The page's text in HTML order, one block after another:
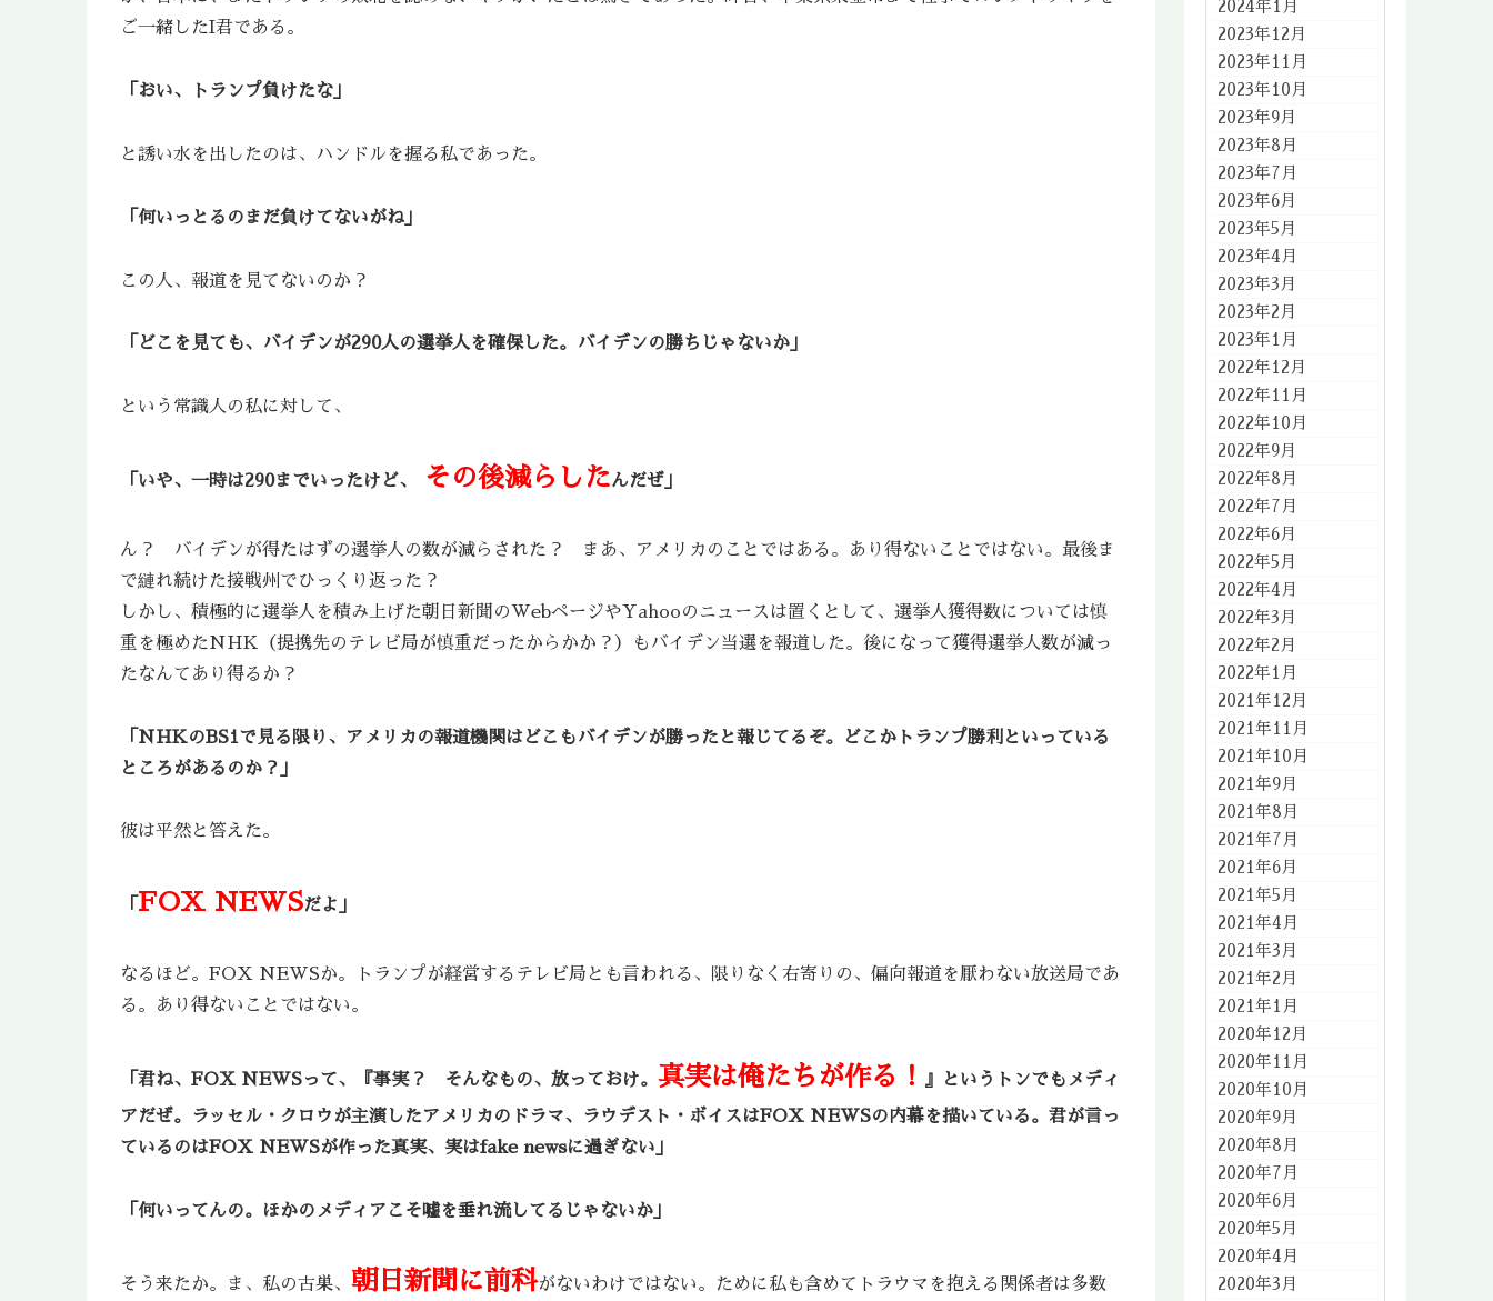
ご一緒したI君である。
「おい、トランプ負けたな」
と誘い水を出したのは、ハンドルを握る私であった。
「何いっとるのまだ負けてないがね」
この人、報道を見てないのか？
「どこを見ても、バイデンが290人の選挙人を確保した。バイデンの勝ちじゃないか」
という常識人の私に対して、
「いや、一時は290までいったけど、 その後減らしたんだぜ」
ん？ バイデンが得たはずの選挙人の数が減らされた？ まあ、アメリカのことではある。あり得ないことではない。最後ま
で縺れ続けた接戦州でひっくり返った？
しかし、積極的に選挙人を積み上げた朝日新聞のWebページやYahooのニュースは置くとして、選挙人獲得数については慎
重を極めたNHK（提携先のテレビ局が慎重だったからかか？）もバイデン当選を報道した。後になって獲得選挙人数が減っ
たなんてあり得るか？
「NHKのBS1で見る限り、アメリカの報道機関はどこもバイデンが勝ったと報じてるぞ。どこかトランプ勝利といっている
ところがあるのか？」
彼は平然と答えた。
「 FOX NEWSだよ」
なるほど。FOX NEWSか。トランプが経営するテレビ局とも言われる、限りなく右寄りの、偏向報道を厭わない放送局であ
る。あり得ないことではない。
「君ね、FOX NEWSって、『事実？ そんなもの、放っておけ。 真実は俺たちが作る！ 』というトンでもメディ
アだぜ。ラッセル・クロウが主演したアメリカのドラマ、ラウデスト・ボイスはFOX NEWSの内幕を描いている。君が言っ
ているのはFOX NEWSが作った真実、実はfake newsに過ぎない」
「何いってんの。ほかのメディアこそ嘘を垂れ流してるじゃないか」
そう来たか。ま、私の古巣、 朝日新聞に前科がないわけではない。ために私も含めてトラウマを抱える関係者は多数
2024年1月
2023年12月
2023年11月
2023年10月
2023年9月
2023年8月
2023年7月
2023年6月
2023年5月
2023年4月
2023年3月
2023年2月
2023年1月
2022年12月
2022年11月
2022年10月
2022年9月
2022年8月
2022年7月
2022年6月
2022年5月
2022年4月
2022年3月
2022年2月
2022年1月
2021年12月
2021年11月
2021年10月
2021年9月
2021年8月
2021年7月
2021年6月
2021年5月
2021年4月
2021年3月
2021年2月
2021年1月
2020年12月
2020年11月
2020年10月
2020年9月
2020年8月
2020年7月
2020年6月
2020年5月
2020年4月
2020年3月